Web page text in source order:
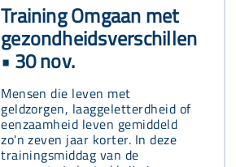
Training Omgaan met
gezondheidsverschillen
• 30 nov.
Mensen die leven met
geldzorgen, laaggeletterdheid of
eenzaamheid leven gemiddeld
zo'n zeven jaar korter. In deze
trainingsmiddag van de